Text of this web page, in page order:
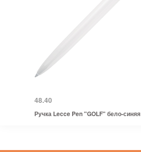
48.40
Ручка Lecce Pen "GOLF" бело-синяя